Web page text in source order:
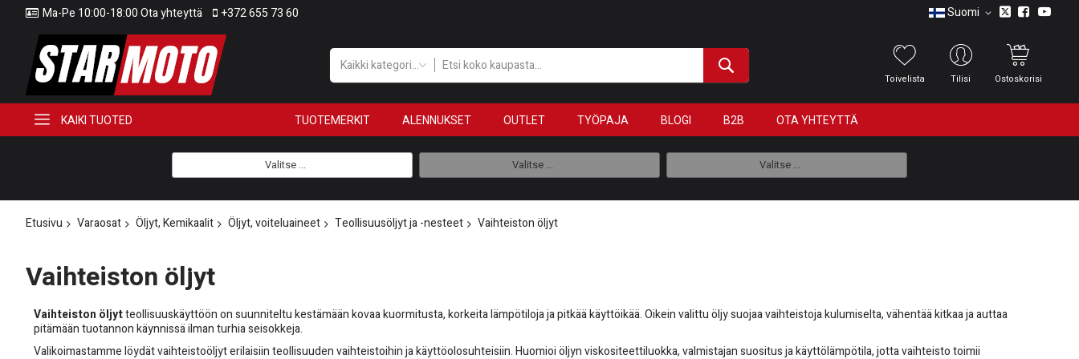
Ma-Pe 10:00-18:00 Ota yhteyttä +372 655 73 60 Suomi
Kaikki kategoriat
Toivelista Tilisi Ostoskorisi
KAIKI TUOTED TUOTEMERKIT ALENNUKSET OUTLET TYÖPAJA BLOGI B2B OTA YHTEYTTÄ
Valitse ... Valitse ... Valitse ...
Etusivu Varaosat Öljyt, Kemikaalit Öljyt, voiteluaineet Teollisuusöljyt ja -nesteet Vaihteiston öljyt
Vaihteiston öljyt
Vaihteiston öljytteollisuuskäyttöön on suunniteltu kestämään kovaa kuormitusta, korkeita lämpötiloja ja pitkää käyttöikää. Oikein valittu öljy suojaa vaihteistoja kulumiselta, vähentää kitkaa ja auttaa
pitämään tuotannon käynnissä ilman turhia seisokkeja.
Valikoimastamme löydät vaihteistoöljyt erilaisiin teollisuuden vaihteistoihin ja käyttöolosuhteisiin. Huomioi öljyn viskositeettiluokka, valmistajan suositus ja käyttölämpötila, jotta vaihteisto toimii